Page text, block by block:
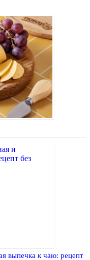
выпечка к чаю: рецепт